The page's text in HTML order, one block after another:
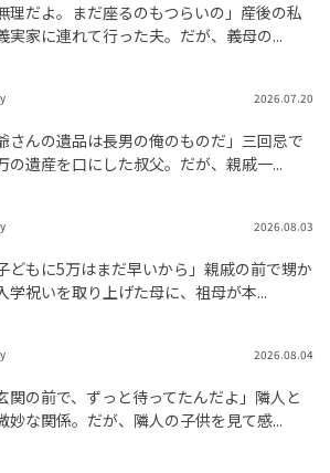
無理だよ。まだ座るのもつらいの」産後の私
実家に連れて行った夫。だが、義母の...
2026.07.20
爺さんの遺品は長男の俺のものだ」三回忌で
の遺産を口にした叔父。だが、親戚一...
2026.08.03
子どもに5万はまだ早いから」親戚の前で甥か
学祝いを取り上げた母に、祖母が本...
2026.08.04
玄関の前で、ずっと待ってたんだよ」隣人と
妙な関係。だが、隣人の子供を見て感...